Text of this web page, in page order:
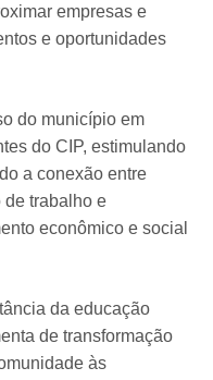
empresas e
e oportunidades
do município em
do CIP, estimulando
a conexão entre
de trabalho e
econômico e social
da educação
de transformação
às